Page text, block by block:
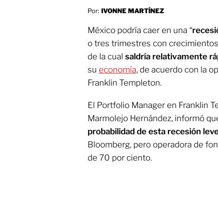
Por: IVONNE MARTÍNEZ
México podría caer en una “
o tres trimestres con
de la cual saldría relativamente
su economía, de acuerdo con la
Franklin Templeton.
El Portfolio Manager en Franklin
Marmolejo Hernández, informó
probabilidad de esta recesión
Bloomberg, pero operadora de
de 70 por ciento.